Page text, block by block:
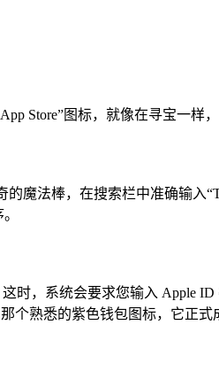
Store”图标，就像在寻宝一样
魔法棒，在搜索栏中准确输
时，系统会要求您输入 Apple
个熟悉的紫色钱包图标，它正式